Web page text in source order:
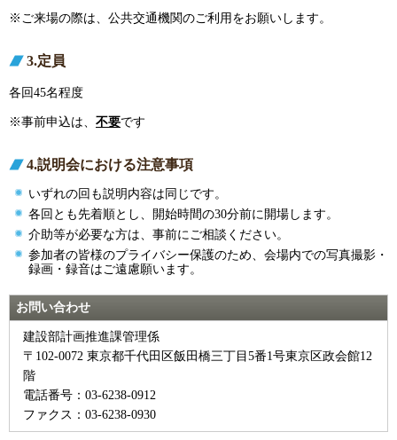
※ご来場の際は、公共交通機関のご利用をお願いします。
3.定員
各回45名程度
※事前申込は、 不要です
4.説明会における注意事項
いずれの回も説明内容は同じです。
各回とも先着順とし、開始時間の30分前に開場します。
介助等が必要な方は、事前にご相談ください。
参加者の皆様のプライバシー保護のため、会場内での写真撮影・
録画・録音はご遠慮願います。
お問い合わせ
建設部計画推進課管理係
〒102-0072 東京都千代田区飯田橋三丁目5番1号東京区政会館12
階
電話番号：03-6238-0912
ファクス：03-6238-0930